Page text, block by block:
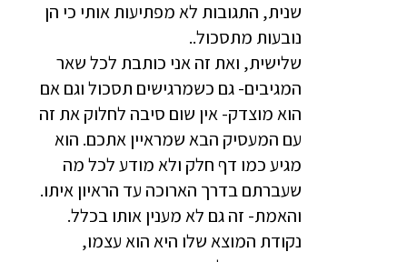
שנית, התגובות לא מפתיעות אותי כי הן
נובעות מתסכול..
שלישית, ואת זה אני כותבת לכל שאר
המגיבים- גם כשמרגישים תסכול וגם אם
הוא מוצדק- אין שום סיבה לחלוק את זה
עם המעסיק הבא שמראיין אתכם. הוא
מגיע כמו דף חלק ולא מודע לכל מה
שעברתם בדרך הארוכה עד הראיון איתו.
והאמת- זה גם לא מענין אותו בכלל.
נקודת המוצא שלו היא הוא עצמו,